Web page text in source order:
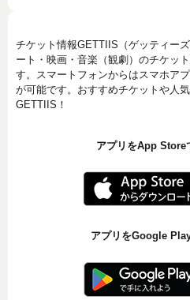
チケット情報GETTIIS（ゲッティー
ート・映画・音楽（観劇）のチケッ
す。スマートフォンからはスマホア
が可能です。おすすめチケットや人
GETTIIS！
アプリをApp Store
アプリをGoogle